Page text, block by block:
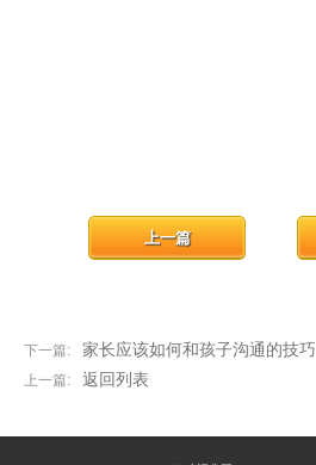
下一篇: 家长应该如何和孩子沟通的技巧
上一篇: 返回列表
上一篇